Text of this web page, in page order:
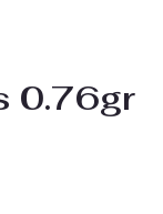
0.76gr